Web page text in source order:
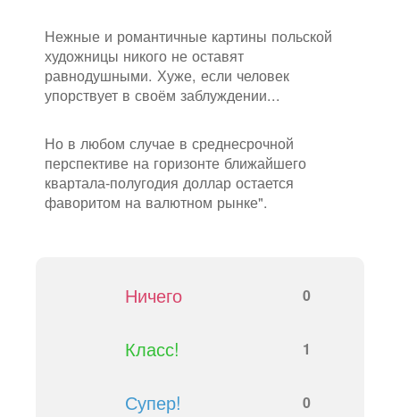
Нежные и романтичные картины польской
художницы никого не оставят
равнодушными. Хуже, если человек
упорствует в своём заблуждении...
Но в любом случае в среднесрочной
перспективе на горизонте ближайшего
квартала-полугодия доллар остается
фаворитом на валютном рынке".
Ничего 0
Класс! 1
Супер! 0